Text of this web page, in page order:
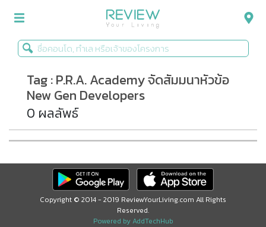
รีวิวคอนโด
รีวิวบ้าน
รีวิวทาวน์โฮม
Infographic
ข่าวโปรโมชั่น
Tag : P.R.A. Academy จัดสัมมนาหัวข้อ
New Gen Developers
0 ผลลัพธ์
Copyright © 2014 - 2019 ReviewYourLiving.com All Rights
Reserved.
Powered by AddTechHub